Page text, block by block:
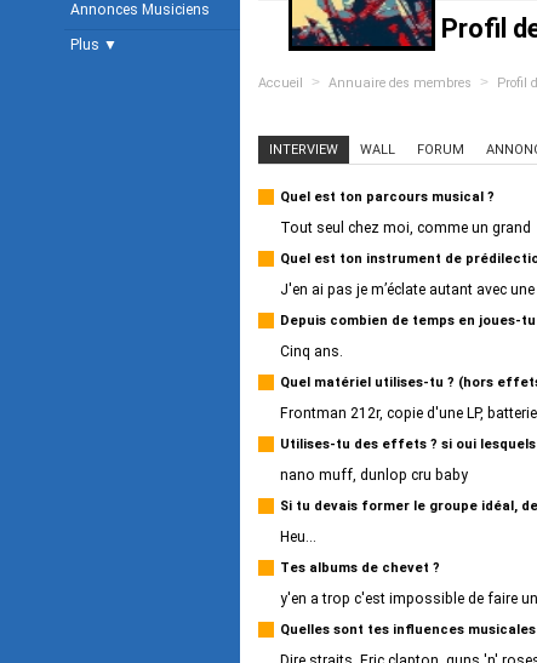
Annonces Musiciens
Plus ▼
Profil
Accueil > Annuaire des membres > Profil
INTERVIEW WALL FORUM
Quel est ton parcours musical ?
Tout seul chez moi, comme un grand
Quel est ton instrument de
J'en ai pas je m’éclate autant avec
Depuis combien de temps en joues-tu
Cinq ans.
Quel matériel utilises-tu ? (hors
Frontman 212r, copie d'une LP,
Utilises-tu des effets ? si oui lesquels
nano muff, dunlop cru baby
Si tu devais former le groupe idéal,
Heu...
Tes albums de chevet ?
y'en a trop c'est impossible de faire
Quelles sont tes influences musicales